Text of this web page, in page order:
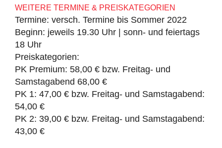
WEITERE TERMINE & PREISKATEGORIEN
Termine: versch. Termine bis Sommer 2022
Beginn: jeweils 19.30 Uhr | sonn- und feiertags
18 Uhr
Preiskategorien:
PK Premium: 58,00 € bzw. Freitag- und
Samstagabend 68,00 €
PK 1: 47,00 € bzw. Freitag- und Samstagabend:
54,00 €
PK 2: 39,00 € bzw. Freitag- und Samstagabend:
43,00 €